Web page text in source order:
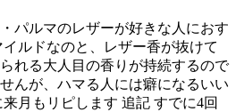
パルマのレザーが好きな人におす
ルドなのと、レザー香が抜けて
れる大人目の香りが持続するので
んが、ハマる人には癖になるいい
月もリピします 追記 すでに4回